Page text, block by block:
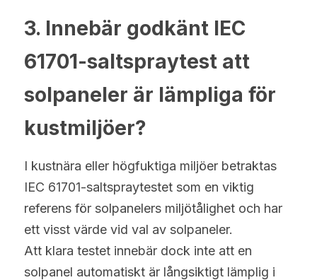
3. Innebär godkänt IEC
61701-saltspraytest att
solpaneler är lämpliga för
kustmiljöer?
I kustnära eller högfuktiga miljöer betraktas
IEC 61701-saltspraytestet som en viktig
referens för solpanelers miljötålighet och har
ett visst värde vid val av solpaneler.
Att klara testet innebär dock inte att en
solpanel automatiskt är långsiktigt lämplig i